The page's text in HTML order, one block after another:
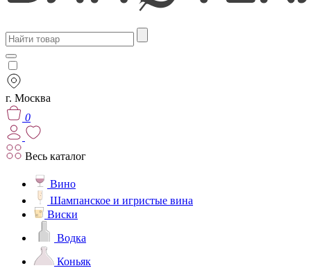
г. Москва
0
Весь каталог
Вино
Шампанское и игристые вина
Виски
Водка
Коньяк